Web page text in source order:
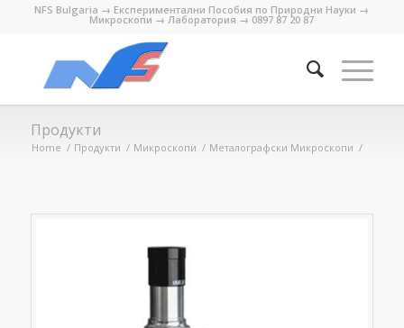
NFS Bulgaria → Експериментални Пособия по Природни Науки →
Микроскопи → Лаборатория → 0897 87 20 87
Продукти
Home / Продукти / Микроскопи / Металографски Микроскопи /